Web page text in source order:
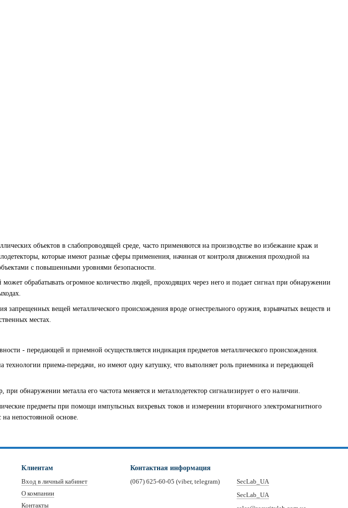
объектов в слабопроводящей среде, часто применяются на производстве во избежание краж и
которые имеют разные сферы применения, начиная от контроля движения проходной на
с повышенными уровнями безопасности.
обрабатывать огромное количество людей, проходящих через него и подает сигнал при обнаружении
запрещенных вещей металлического происхождения вроде огнестрельного оружия, взрывчатых веществ и
местах.
- передающей и приемной осуществляется индикация предметов металлического происхождения.
приема-передачи, но имеют одну катушку, что выполняет роль приемника и передающей
обнаружении металла его частота меняется и металлодетектор сигнализирует о его наличии.
предметы при помощи импульсных вихревых токов и измерении вторичного электромагнитного
непостоянной основе.
Клиентам
Вход в личный кабинет
О компании
Контакты
Контактная информация
(067) 625-60-05 (viber, telegram)
SecLab_UA
SecLab_UA